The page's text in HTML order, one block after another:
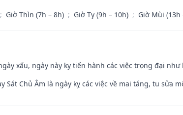
; Giờ Thìn (7h – 8h) ; Giờ Tỵ (9h – 10h) ; Giờ Mùi (13h
xấu, ngày này kỵ tiến hành các việc trọng đại
Sát Chủ Âm là ngày kỵ các việc về mai táng, tu sửa